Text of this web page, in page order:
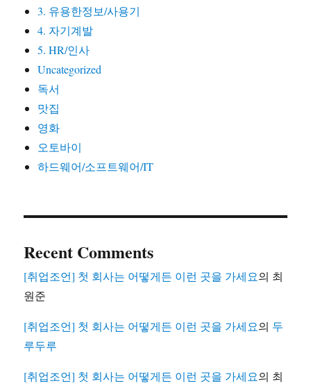
3. 유용한정보/사용기
4. 자기계발
5. HR/인사
Uncategorized
독서
맛집
영화
오토바이
하드웨어/소프트웨어/IT
Recent Comments
[취업조언] 첫 회사는 어떻게든 이런 곳을 가세요의 최
원준
[취업조언] 첫 회사는 어떻게든 이런 곳을 가세요의 두
루두루
[취업조언] 첫 회사는 어떻게든 이런 곳을 가세요의 최